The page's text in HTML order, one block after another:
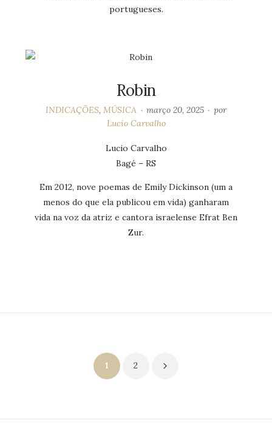
portugueses.
Robin
INDICAÇÕES,MÚSICA março 20, 2025
por
Lucio Carvalho
Lucio Carvalho
Bagé – RS
Em 2012, nove poemas de Emily Dickinson (um a
menos do que ela publicou em vida) ganharam
vida na voz da atriz e cantora israelense Efrat Ben
Zur.
Paginação 1 2